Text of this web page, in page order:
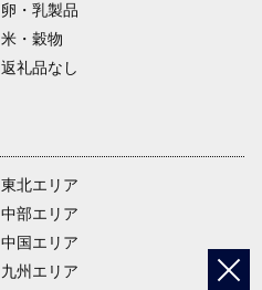
卵・乳製品
米・穀物
返礼品なし
東北エリア
中部エリア
中国エリア
九州エリア